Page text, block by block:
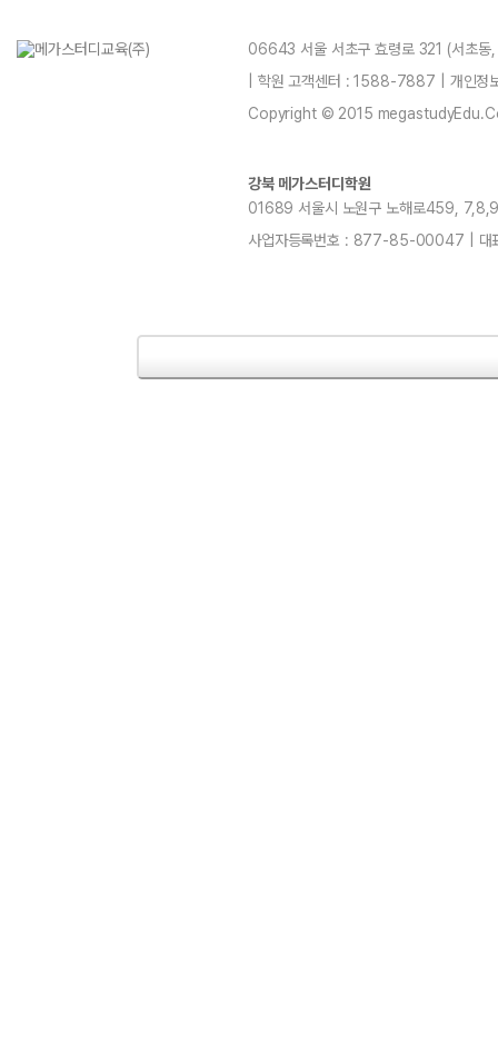
06643 서울 서초구 효령로 321 (서초
| 학원 고객센터 : 1588-7887 | 개인
Copyright © 2015
강북 메가스터디학원
01689 서울시 노원구 노해로459,
사업자등록번호 : 877-85-00047 | 대표